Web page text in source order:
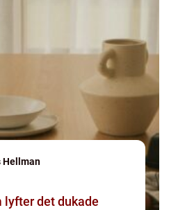
Hellman
lyfter det dukade